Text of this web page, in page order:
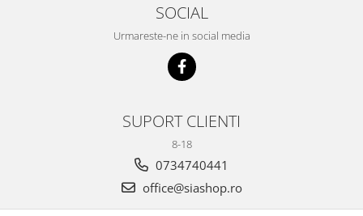
SOCIAL
Urmareste-ne in social media
SUPORT CLIENTI
8-18
0734740441
office@siashop.ro